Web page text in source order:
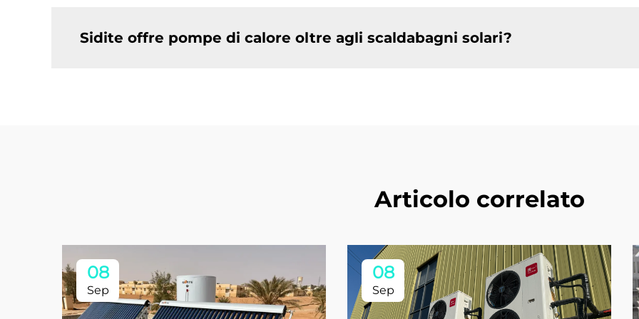
Sidite offre pompe di calore oltre agli scaldabagni solari?
Articolo correlato
08
Sep
08
Sep